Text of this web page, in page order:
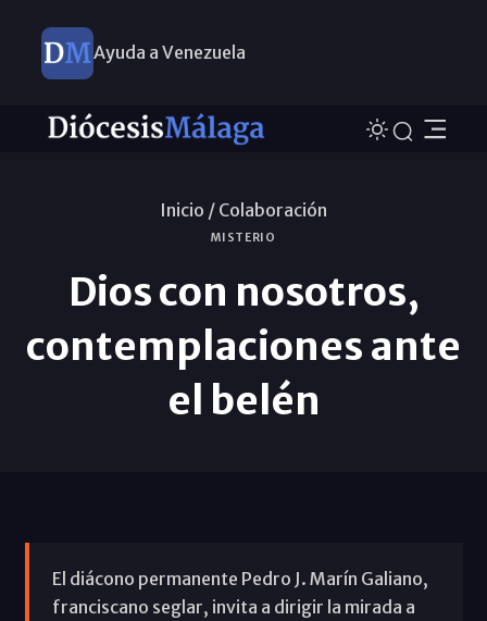
Ayuda a Venezuela
Inicio / Colaboración
MISTERIO
Dios con nosotros,
contemplaciones ante
el belén
El diácono permanente Pedro J. Marín Galiano,
franciscano seglar, invita a dirigir la mirada a